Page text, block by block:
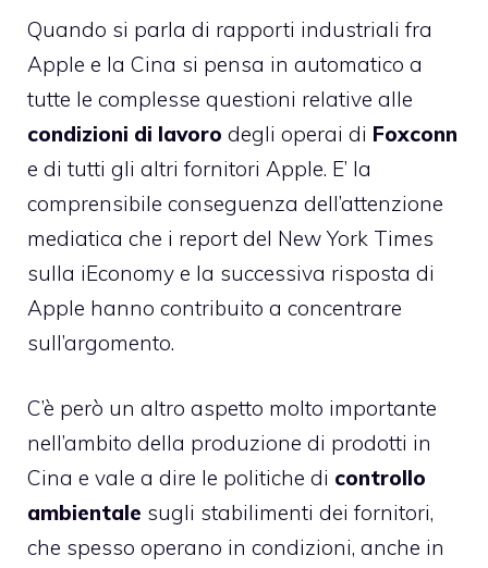
Quando si parla di rapporti industriali fra
Apple e la Cina si pensa in automatico a
tutte le complesse questioni relative alle
condizioni di lavoro degli operai di Foxconn
e di tutti gli altri fornitori Apple. E’ la
comprensibile conseguenza dell’attenzione
mediatica che i report del New York Times
sulla iEconomy e la successiva risposta di
Apple hanno contribuito a concentrare
sull’argomento.
C’è però un altro aspetto molto importante
nell’ambito della produzione di prodotti in
Cina e vale a dire le politiche di controllo
ambientale sugli stabilimenti dei fornitori,
che spesso operano in condizioni, anche in